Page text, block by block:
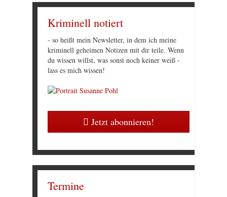
Kriminell notiert
- so heißt mein Newsletter, in dem ich meine
kriminell geheimen Notizen mit dir teile. Wenn
du wissen willst, was sonst noch keiner weiß -
lass es mich wissen!
Jetzt abonnieren!
Termine